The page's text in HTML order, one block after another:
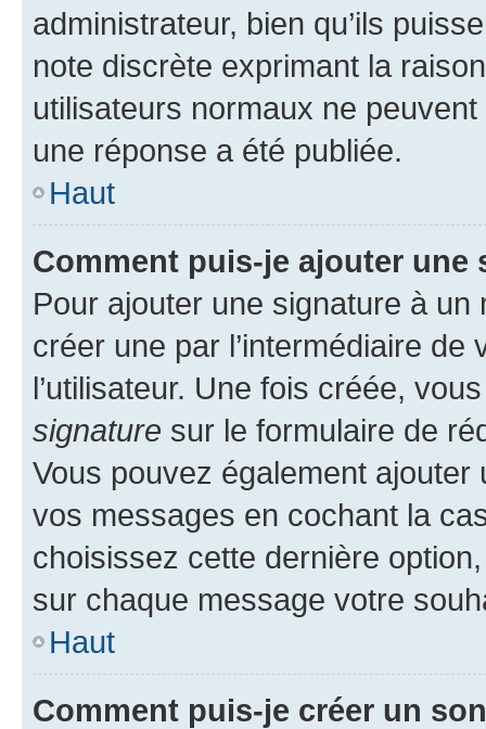
administrateur, bien qu’ils
note discrète exprimant la
utilisateurs normaux ne
une réponse a été publiée.
Haut
Comment puis-je ajouter une
Pour ajouter une signature à un
créer une par l’intermédiaire
l’utilisateur. Une fois créée,
signature sur le formulaire de
Vous pouvez également
vos messages en cochant la
choisissez cette dernière
sur chaque message votre
Haut
Comment puis-je créer un